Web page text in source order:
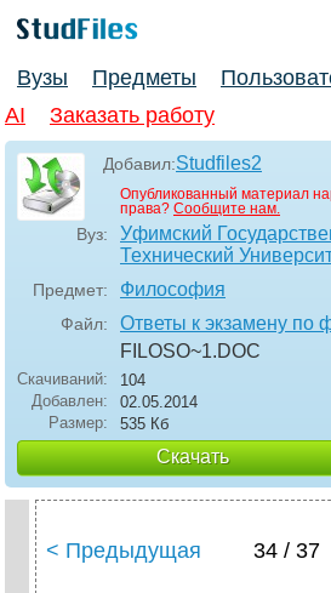
Вузы Предметы
AI
Заказать работу
Добавил:Studfiles2
Опубликованный материал
права? Сообщите нам.
Вуз:
Уфимский
Технический
Предмет: Философия
Файл: Ответы к экзамену по
FILOSO~1.DOC
Скачиваний:
104
Добавлен:
02.05.2014
Размер:
535 Кб
Скачать
< Предыдущая 34 / 37